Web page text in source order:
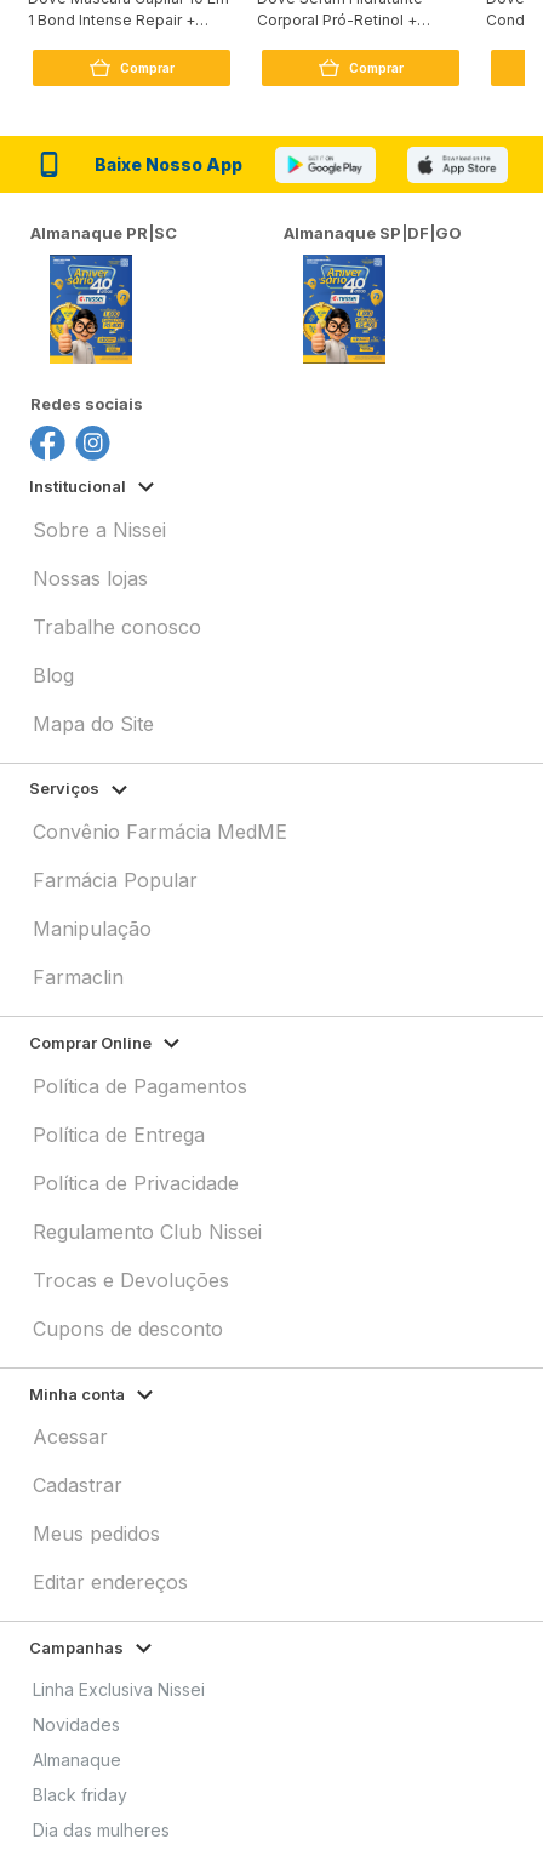
1 Bond Intense Repair +
Comprar
Corporal Pró-Retinol +
Comprar
Baixe Nosso App
Almanaque PR|SC Almanaque SP|DF|GO
Redes sociais
Institucional
Sobre a Nissei
Nossas lojas
Trabalhe conosco
Blog
Mapa do Site
Serviços
Convênio Farmácia MedME
Farmácia Popular
Manipulação
Farmaclin
Comprar Online
Política de Pagamentos
Política de Entrega
Política de Privacidade
Regulamento Club Nissei
Trocas e Devoluções
Cupons de desconto
Minha conta
Acessar
Cadastrar
Meus pedidos
Editar endereços
Campanhas
Linha Exclusiva Nissei
Novidades
Almanaque
Black friday
Dia das mulheres